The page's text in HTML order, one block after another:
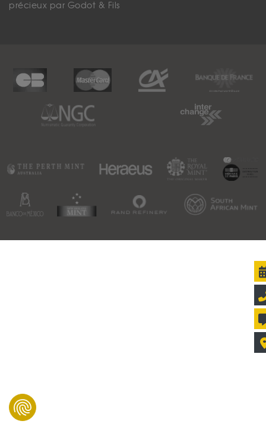
précieux par Godot & Fils